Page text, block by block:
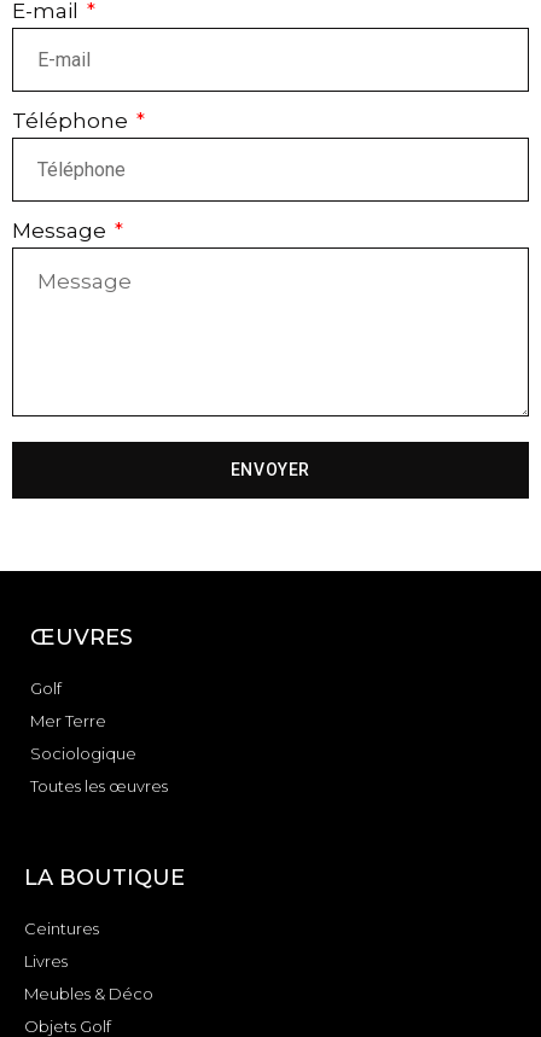
E-mail
Téléphone
Message
ENVOYER
ŒUVRES
Golf
Mer Terre
Sociologique
Toutes les œuvres
LA BOUTIQUE
Ceintures
Livres
Meubles & Déco
Objets Golf